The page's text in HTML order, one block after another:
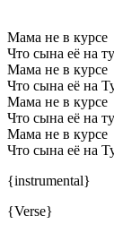
Мама не в курсе
Что сына её на
Мама не в курсе
Что сына её на
Мама не в курсе
Что сына её на
Мама не в курсе
Что сына её на
{instrumental}
{Verse}